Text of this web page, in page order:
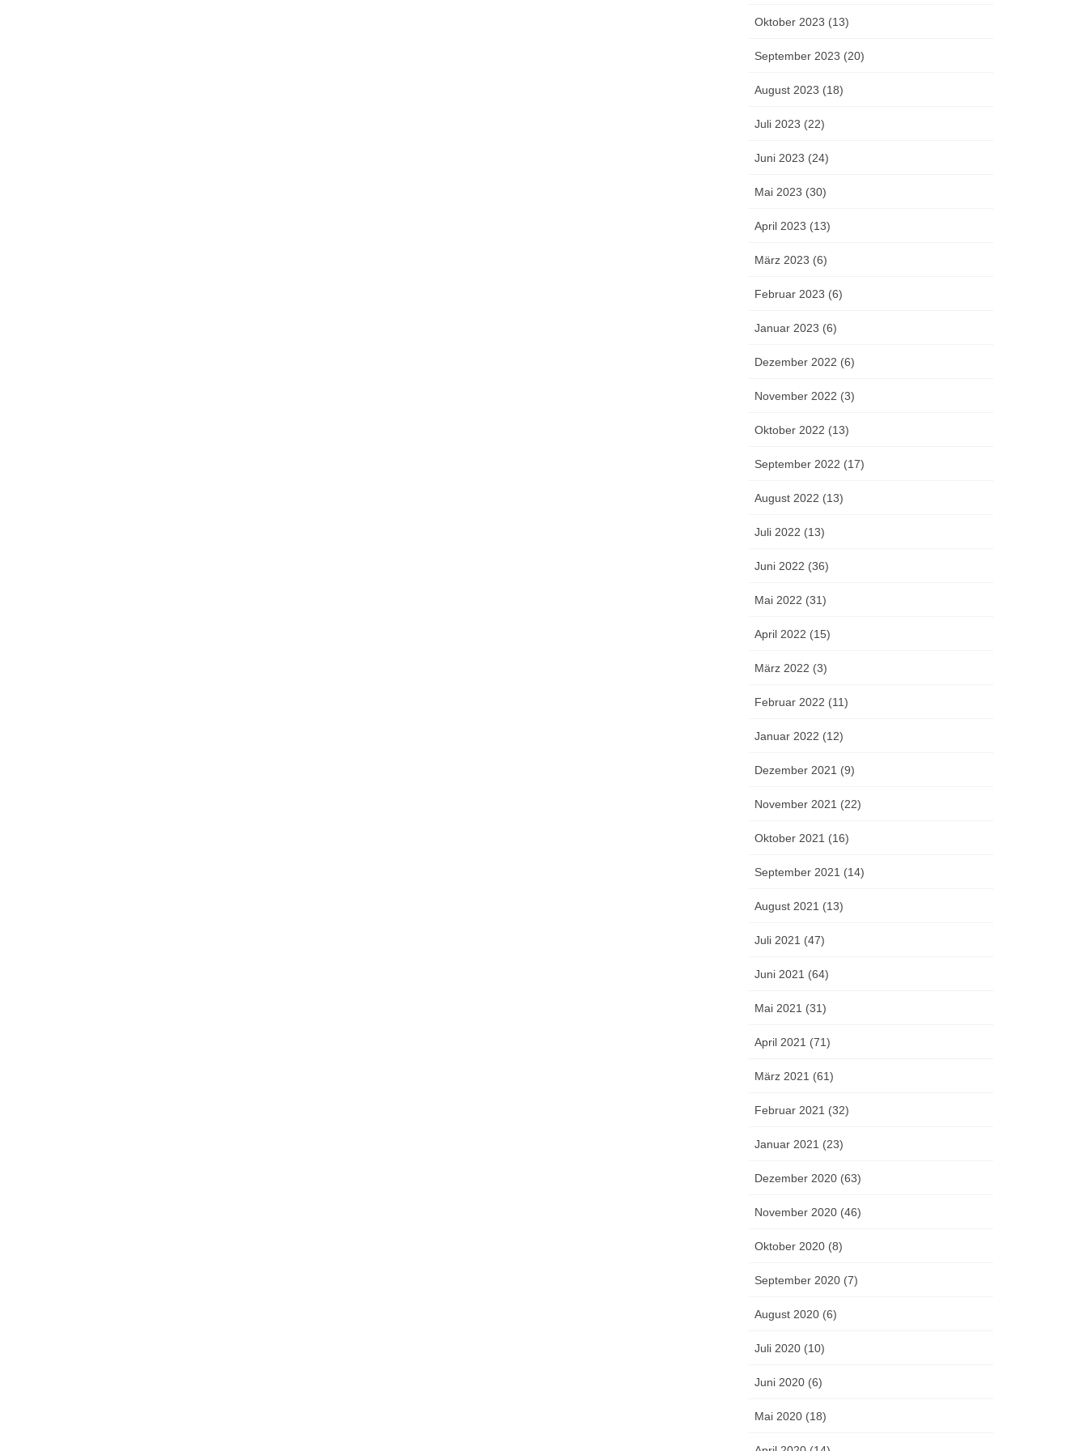
Oktober 2023 (13)
September 2023 (20)
August 2023 (18)
Juli 2023 (22)
Juni 2023 (24)
Mai 2023 (30)
April 2023 (13)
März 2023 (6)
Februar 2023 (6)
Januar 2023 (6)
Dezember 2022 (6)
November 2022 (3)
Oktober 2022 (13)
September 2022 (17)
August 2022 (13)
Juli 2022 (13)
Juni 2022 (36)
Mai 2022 (31)
April 2022 (15)
März 2022 (3)
Februar 2022 (11)
Januar 2022 (12)
Dezember 2021 (9)
November 2021 (22)
Oktober 2021 (16)
September 2021 (14)
August 2021 (13)
Juli 2021 (47)
Juni 2021 (64)
Mai 2021 (31)
April 2021 (71)
März 2021 (61)
Februar 2021 (32)
Januar 2021 (23)
Dezember 2020 (63)
November 2020 (46)
Oktober 2020 (8)
September 2020 (7)
August 2020 (6)
Juli 2020 (10)
Juni 2020 (6)
Mai 2020 (18)